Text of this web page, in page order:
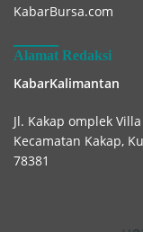
KabarBursa.com
Alamat Redaksi
KabarKalimantan
Jl. Kakap omplek
Kecamatan Kakap,
78381